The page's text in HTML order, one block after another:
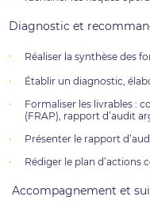
Diagnostic et
Réaliser la synthèse des
Établir un diagnostic,
Formaliser les livrables :
(FRAP), rapport d’audit
Présenter le rapport
Rédiger le plan d’actions
Accompagnement et